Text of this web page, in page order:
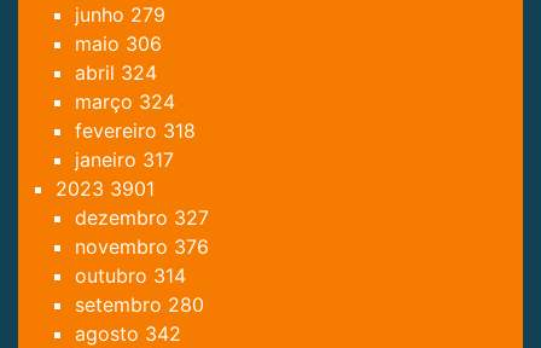
junho 279
maio 306
abril 324
março 324
fevereiro 318
janeiro 317
2023 3901
dezembro 327
novembro 376
outubro 314
setembro 280
agosto 342